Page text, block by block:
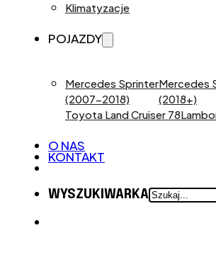
Klimatyzacje
POJAZDY
Mercedes Sprinter
(2007-2018)
Mercedes
(2018+)
Toyota Land Cruiser 78
O NAS
KONTAKT
WYSZUKIWARKASZUKAJ